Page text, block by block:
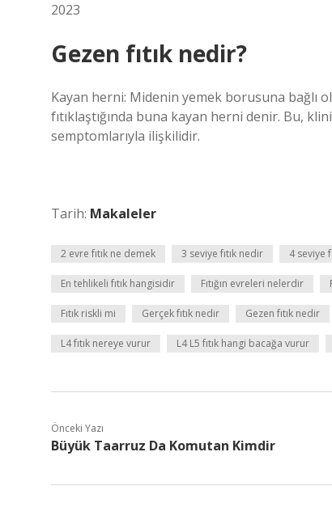
2023
Gezen fıtık nedir?
Kayan herni: Midenin yemek borusuna bağlı
fıtıklaştığında buna kayan herni denir. Bu,
semptomlarıyla ilişkilidir.
Tarih: Makaleler
2 evre fıtık ne demek 3 seviye fıtık nedir 4 seviye
En tehlikeli fıtık hangisidir Fıtığın evreleri nelerdir
Fıtık riskli mi Gerçek fıtık nedir Gezen fıtık nedir
L4 fıtık nereye vurur L4 L5 fıtık hangi bacağa vurur
Önceki Yazı
Büyük Taarruz Da Komutan Kimdir